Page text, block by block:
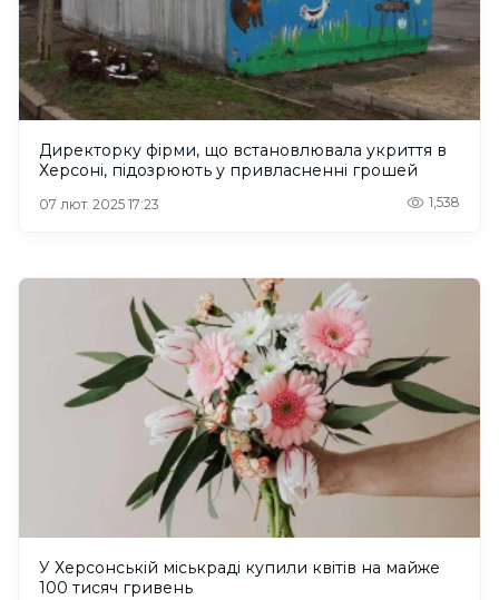
Директорку фірми, що встановлювала укриття в
Херсоні, підозрюють у привласненні грошей
07 лют. 2025 17:23 1,538
У Херсонській міськраді купили квітів на майже
100 тисяч гривень